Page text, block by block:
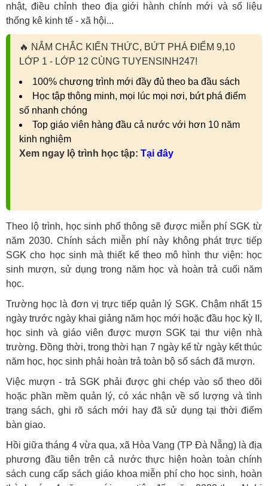
nhật, điều chỉnh theo địa giới hành chính mới và số liệu
thống kê kinh tế - xã hội...
🔥 NẮM CHẮC KIẾN THỨC, BỨT PHÁ ĐIỂM 9,10
LỚP 1 - LỚP 12 CÙNG TUYENSINH247!
100% chương trình mới đầy đủ theo ba đầu sách
Học tập thông minh, mọi lúc mọi nơi, bứt phá điểm
số nhanh chóng
Top giáo viên hàng đầu cả nước với hơn 10 năm
kinh nghiệm
Xem ngay lộ trình học tập: Tại đây
Theo lộ trình, học sinh phổ thông sẽ được miễn phí SGK từ
năm 2030. Chính sách miễn phí này không phát trực tiếp
SGK cho học sinh mà thiết kế theo mô hình thư viện: học
sinh mượn, sử dụng trong năm học và hoàn trả cuối năm
học.
Trường học là đơn vị trực tiếp quản lý SGK. Chậm nhất 15
ngày trước ngày khai giảng năm học mới hoặc đầu học kỳ II,
học sinh và giáo viên được mượn SGK tại thư viện nhà
trường. Đồng thời, trong thời hạn 7 ngày kể từ ngày kết thúc
năm học, học sinh phải hoàn trả toàn bộ số sách đã mượn.
Việc mượn - trả SGK phải được ghi chép vào sổ theo dõi
hoặc phần mềm quản lý, có xác nhận về số lượng và tình
trạng sách, ghi rõ sách mới hay đã sử dụng tại thời điểm
bàn giao.
Hồi giữa tháng 4 vừa qua, xã Hòa Vang (TP Đà Nẵng) là địa
phương đầu tiên trên cả nước thực hiện hoàn toàn chính
sách cung cấp sách giáo khoa miễn phí cho học sinh, hoàn